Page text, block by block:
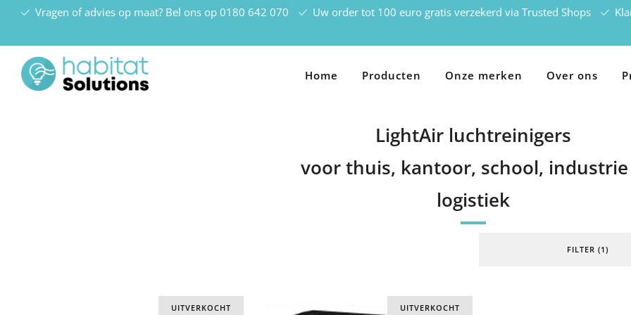
Vragen of advies op maat? Bel ons op 0180 642 070 Uw order tot 100 euro gratis verzekerd via Trusted Shops
Home Producten Onze merken Over ons
LightAir luchtreinigers
voor thuis, kantoor, school,
logistiek
FILTER (1)
UITVERKOCHT UITVERKOCHT